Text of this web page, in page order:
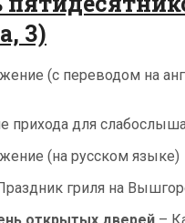
3)
(с переводом на
прихода для
(на русском языке)
гриля на